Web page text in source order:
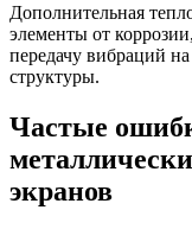
Дополнительная
элементы от
передачу вибраций
структуры.
Частые
экранов